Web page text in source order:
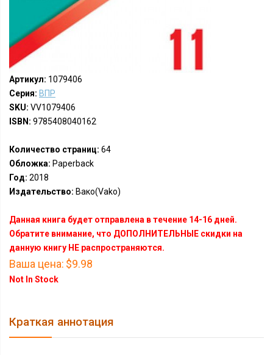
Артикул: 1079406
Серия: ВПР
SKU: VV1079406
ISBN: 9785408040162
Количество страниц: 64
Обложка: Paperback
Год: 2018
Издательство: Вако(Vako)
Данная книга будет отправлена в течение 14-16 дней.
Обратите внимание, что ДОПОЛНИТЕЛЬНЫЕ скидки на
данную книгу НЕ распространяются.
Ваша цена: $9.98
Not In Stock
Краткая аннотация